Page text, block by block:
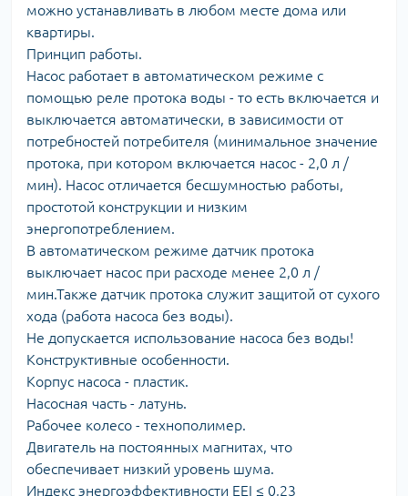
можно устанавливать в любом месте дома или
квартиры.
Принцип работы.
Насос работает в автоматическом режиме с
помощью реле протока воды - то есть включается и
выключается автоматически, в зависимости от
потребностей потребителя (минимальное значение
протока, при котором включается насос - 2,0 л /
мин). Насос отличается бесшумностью работы,
простотой конструкции и низким
энергопотреблением.
В автоматическом режиме датчик протока
выключает насос при расходе менее 2,0 л /
мин.Также датчик протока служит защитой от сухого
хода (работа насоса без воды).
Не допускается использование насоса без воды!
Конструктивные особенности.
Корпус насоса - пластик.
Насосная часть - латунь.
Рабочее колесо - технополимер.
Двигатель на постоянных магнитах, что
обеспечивает низкий уровень шума.
Индекс энергоэффективности EEI ≤ 0,23